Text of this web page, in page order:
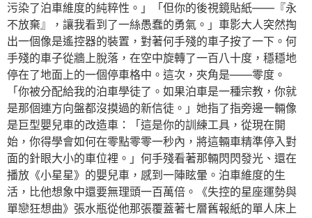
污染了泊車維度的純粹性。」「但你的後視鏡貼紙——『永
不放棄』，讓我看到了一絲愚蠢的勇氣。」車影大人突然掏
出一個像是遙控器的裝置，對著何手殘的車子按了一下。何
手殘的車子從牆上脫落，在空中旋轉了一百八十度，穩穩地
停在了地面上的一個停車格中。這次，夾角是——零度。
「你被分配給我的泊車學徒了。如果泊車是一種宗教，你就
是那個連方向盤都沒摸過的新信徒。」她指了指旁邊一輛像
是巨型嬰兒車的改造車：「這是你的訓練工具，從現在開
始，你得學會如何在零點零零一秒內，將這輛車精準停入對
面的針眼大小的車位裡。」何手殘看著那輛閃閃發光、還在
播放《小星星》的嬰兒車，感到一陣眩暈。泊車維度的生
活，比他想象中還要無理頭一百萬倍。《失控的星座運勢與
單戀狂想曲》張水瓶從他那張覆蓋著七層舊報紙的單人床上